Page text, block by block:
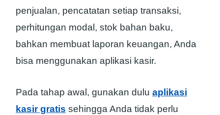
penjualan, pencatatan setiap transaksi,
perhitungan modal, stok bahan baku,
bahkan membuat laporan keuangan, Anda
bisa menggunakan aplikasi kasir.
Pada tahap awal, gunakan dulu aplikasi
kasir gratis sehingga Anda tidak perlu